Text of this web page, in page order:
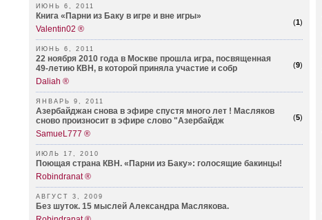
ИЮНЬ 6, 2011
(1)
Книга «Парни из Баку в игре и вне игры»
Valentin02 ®
ИЮНЬ 6, 2011
(9)
22 ноября 2010 года в Москве прошла игра, посвященная
49-летию КВН, в которой приняла участие и собр
Daliah ®
ЯНВАРЬ 9, 2011
(5)
Азербайджан снова в эфире спустя много лет ! Масляков
сново произносит в эфире слово "Азербайдж
SamueL777 ®
ИЮЛЬ 17, 2010
Поющая страна КВН. «Парни из Баку»: голосящие бакинцы!
Robindranat ®
АВГУСТ 3, 2009
Без шуток. 15 мыслей Александра Маслякова.